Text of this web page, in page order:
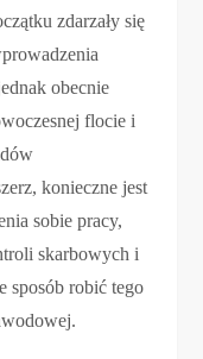
zdarzały się
obecnie
flocie i
konieczne jest
sobie pracy,
skarbowych i
sposób robić tego